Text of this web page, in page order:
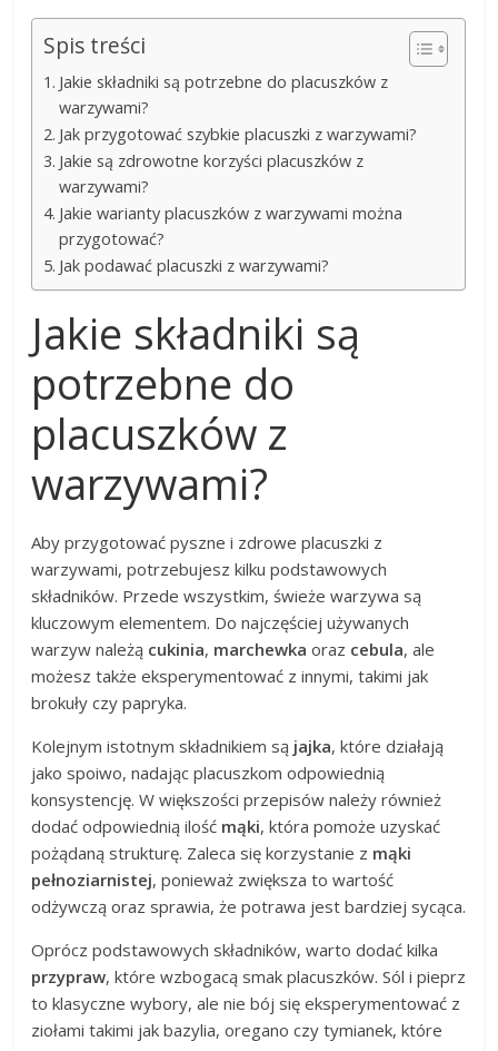
Spis treści
Jakie składniki są potrzebne do placuszków z
warzywami?
Jak przygotować szybkie placuszki z warzywami?
Jakie są zdrowotne korzyści placuszków z
warzywami?
Jakie warianty placuszków z warzywami można
przygotować?
Jak podawać placuszki z warzywami?
Jakie składniki są
potrzebne do
placuszków z
warzywami?
Aby przygotować pyszne i zdrowe placuszki z
warzywami, potrzebujesz kilku podstawowych
składników. Przede wszystkim, świeże warzywa są
kluczowym elementem. Do najczęściej używanych
warzyw należą cukinia, marchewka oraz cebula, ale
możesz także eksperymentować z innymi, takimi jak
brokuły czy papryka.
Kolejnym istotnym składnikiem są jajka, które działają
jako spoiwo, nadając placuszkom odpowiednią
konsystencję. W większości przepisów należy również
dodać odpowiednią ilość mąki, która pomoże uzyskać
pożądaną strukturę. Zaleca się korzystanie z mąki
pełnoziarnistej, ponieważ zwiększa to wartość
odżywczą oraz sprawia, że potrawa jest bardziej sycąca.
Oprócz podstawowych składników, warto dodać kilka
przypraw, które wzbogacą smak placuszków. Sól i pieprz
to klasyczne wybory, ale nie bój się eksperymentować z
ziołami takimi jak bazylia, oregano czy tymianek, które